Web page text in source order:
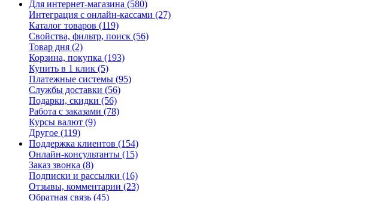
Для интернет-магазина (580)
Интеграция с онлайн-кассами (27)
Каталог товаров (119)
Свойства, фильтр, поиск (56)
Товар дня (2)
Корзина, покупка (193)
Купить в 1 клик (5)
Платежные системы (95)
Службы доставки (56)
Подарки, скидки (56)
Работа с заказами (78)
Курсы валют (9)
Другое (119)
Поддержка клиентов (154)
Онлайн-консультанты (15)
Заказ звонка (8)
Подписки и рассылки (16)
Отзывы, комментарии (23)
Обратная связь (45)